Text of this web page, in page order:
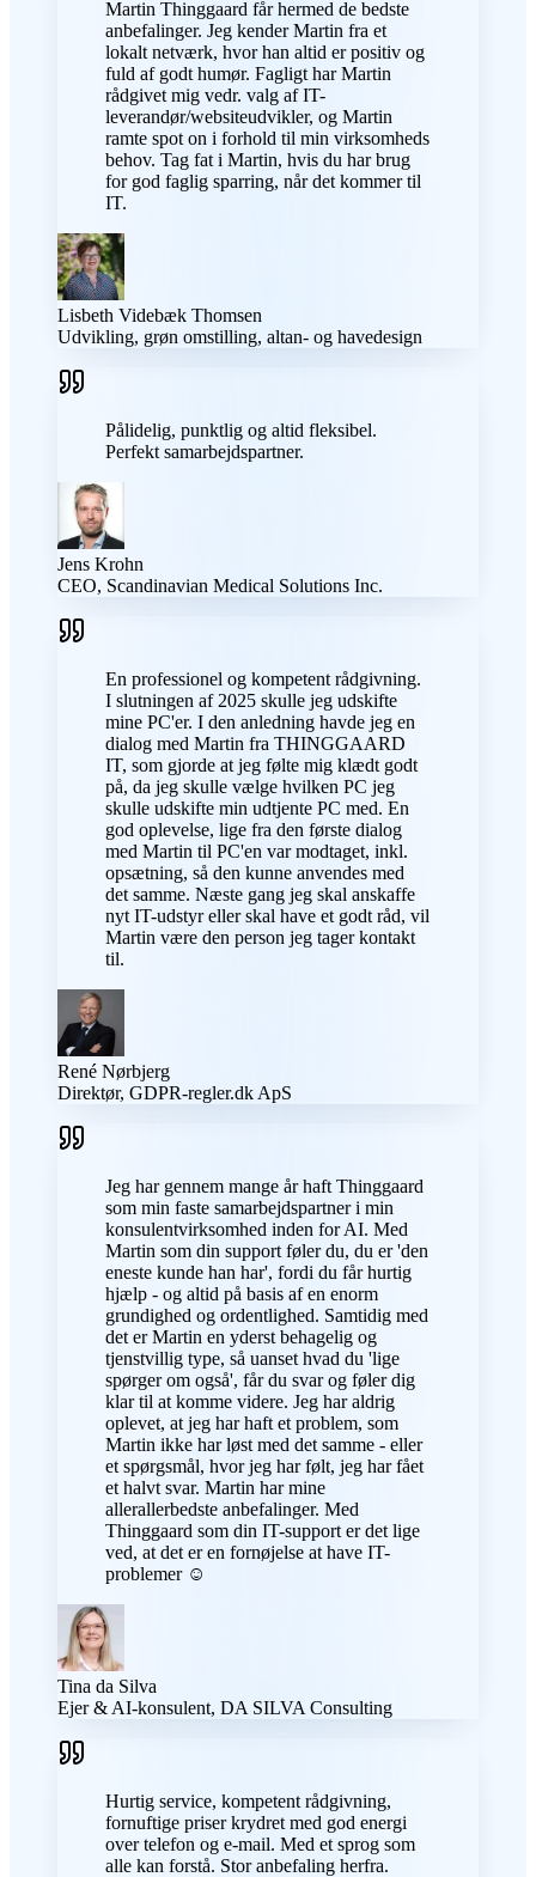
Martin Thinggaard får hermed de bedste
anbefalinger. Jeg kender Martin fra et
lokalt netværk, hvor han altid er positiv og
fuld af godt humør. Fagligt har Martin
rådgivet mig vedr. valg af IT-
leverandør/websiteudvikler, og Martin
ramte spot on i forhold til min virksomheds
behov. Tag fat i Martin, hvis du har brug
for god faglig sparring, når det kommer til
IT.
Lisbeth Videbæk Thomsen
Udvikling, grøn omstilling, altan- og havedesign
Pålidelig, punktlig og altid fleksibel.
Perfekt samarbejdspartner.
Jens Krohn
CEO, Scandinavian Medical Solutions Inc.
En professionel og kompetent rådgivning.
I slutningen af 2025 skulle jeg udskifte
mine PC'er. I den anledning havde jeg en
dialog med Martin fra THINGGAARD
IT, som gjorde at jeg følte mig klædt godt
på, da jeg skulle vælge hvilken PC jeg
skulle udskifte min udtjente PC med. En
god oplevelse, lige fra den første dialog
med Martin til PC'en var modtaget, inkl.
opsætning, så den kunne anvendes med
det samme. Næste gang jeg skal anskaffe
nyt IT-udstyr eller skal have et godt råd, vil
Martin være den person jeg tager kontakt
til.
René Nørbjerg
Direktør, GDPR-regler.dk ApS
Jeg har gennem mange år haft Thinggaard
som min faste samarbejdspartner i min
konsulentvirksomhed inden for AI. Med
Martin som din support føler du, du er 'den
eneste kunde han har', fordi du får hurtig
hjælp - og altid på basis af en enorm
grundighed og ordentlighed. Samtidig med
det er Martin en yderst behagelig og
tjenstvillig type, så uanset hvad du 'lige
spørger om også', får du svar og føler dig
klar til at komme videre. Jeg har aldrig
oplevet, at jeg har haft et problem, som
Martin ikke har løst med det samme - eller
et spørgsmål, hvor jeg har følt, jeg har fået
et halvt svar. Martin har mine
allerallerbedste anbefalinger. Med
Thinggaard som din IT-support er det lige
ved, at det er en fornøjelse at have IT-
problemer ☺️
Tina da Silva
Ejer & AI-konsulent, DA SILVA Consulting
Hurtig service, kompetent rådgivning,
fornuftige priser krydret med god energi
over telefon og e-mail. Med et sprog som
alle kan forstå. Stor anbefaling herfra.